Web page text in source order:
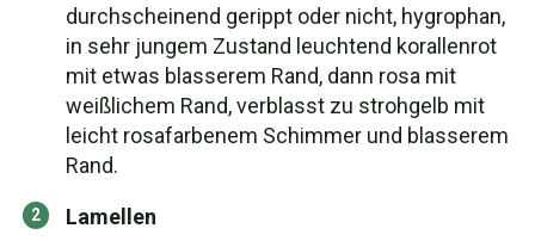
durchscheinend gerippt oder nicht, hygrophan,
in sehr jungem Zustand leuchtend korallenrot
mit etwas blasserem Rand, dann rosa mit
weißlichem Rand, verblasst zu strohgelb mit
leicht rosafarbenem Schimmer und blasserem
Rand.
Lamellen